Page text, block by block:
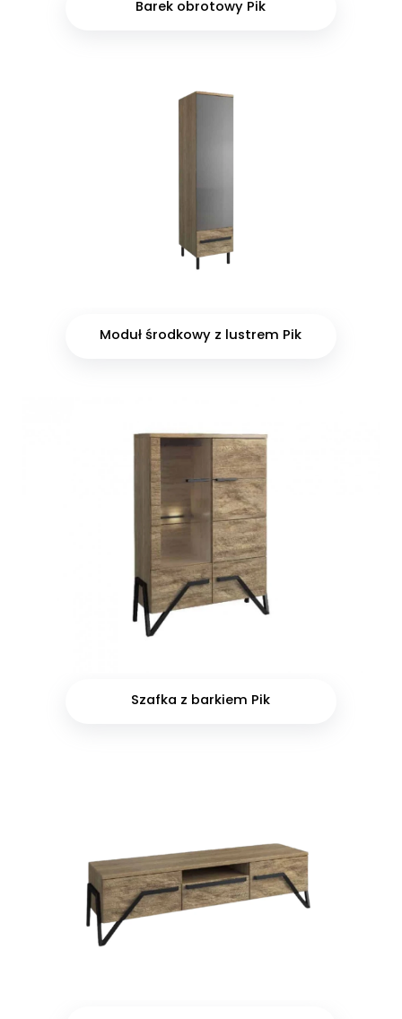
Barek obrotowy Pik
Moduł środkowy z lustrem Pik
Szafka z barkiem Pik